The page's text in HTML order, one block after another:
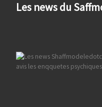
Les news du